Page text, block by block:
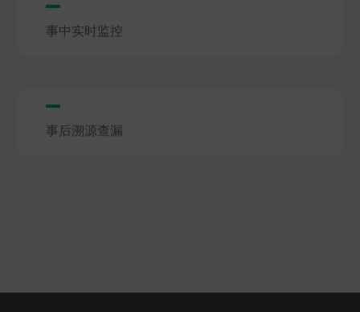
事中实时监控
事后溯源查漏